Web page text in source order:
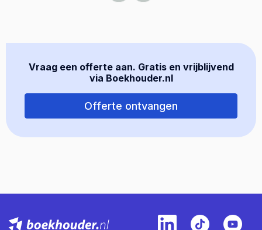
Vraag een offerte aan. Gratis en vrijblijvend
via Boekhouder.nl
Offerte ontvangen